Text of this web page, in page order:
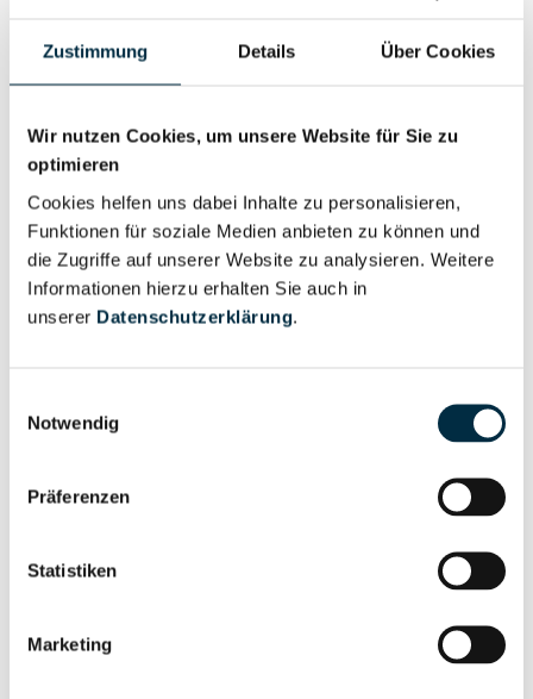
Zustimmung Details Über Cookies
Wir nutzen Cookies, um unsere Website für Sie zu
optimieren
Cookies helfen uns dabei Inhalte zu personalisieren,
Funktionen für soziale Medien anbieten zu können und
die Zugriffe auf unserer Website zu analysieren. Weitere
Informationen hierzu erhalten Sie auch in
unserer Datenschutzerklärung.
Notwendig
Präferenzen
Statistiken
Marketing
Geschäftsführer (4)
Nutzer
Prokurist (2)
Für registrierte
Nutzer
Wirtschaftlich
Vollständiges
Unternehmensprofil
Eigentums- und Kontrollstruktur
Vollständiges